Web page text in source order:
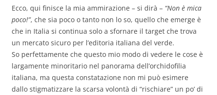
Ecco, qui finisce la mia ammirazione – si dirà – “Non è mica
poco!”, che sia poco o tanto non lo so, quello che emerge è
che in Italia si continua solo a sfornare il target che trova
un mercato sicuro per l’editoria italiana del verde.
So perfettamente che questo mio modo di vedere le cose è
largamente minoritario nel panorama dell’orchidofilia
italiana, ma questa constatazione non mi può esimere
dallo stigmatizzare la scarsa volontà di “rischiare” un po’ di